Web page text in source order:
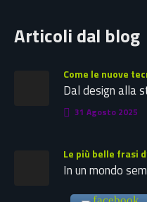
Articoli dal blog
31 Agosto 2025
Le più belle frasi